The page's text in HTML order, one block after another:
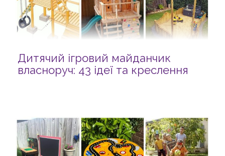
Дитячий ігровий майданчик
власноруч: 43 ідеї та креслення